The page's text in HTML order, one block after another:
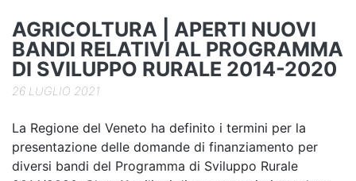
AGRICOLTURA | APERTI NUOVI
BANDI RELATIVI AL PROGRAMMA
DI SVILUPPO RURALE 2014-2020
26 LUGLIO 2021
La Regione del Veneto ha definito i termini per la
presentazione delle domande di finanziamento per
diversi bandi del Programma di Sviluppo Rurale